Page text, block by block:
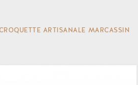
ARTISANALE MARCASSIN